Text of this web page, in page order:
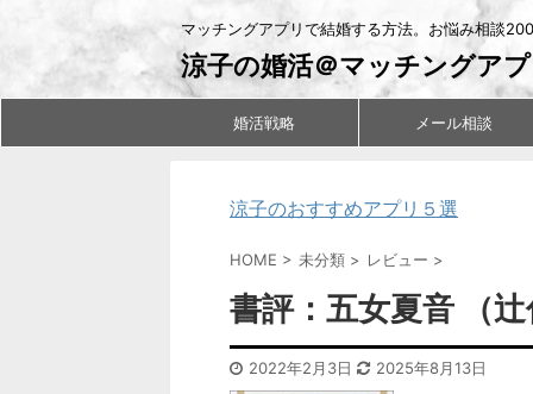
マッチングアプリで結婚する方法。お悩み相談
涼子の婚活＠マッチングア
婚活戦略 メール相談
涼子のおすすめアプリ５選
HOME > 未分類 > レビュー >
書評：五女夏音 （
2022年2月3日 2025年8月13日